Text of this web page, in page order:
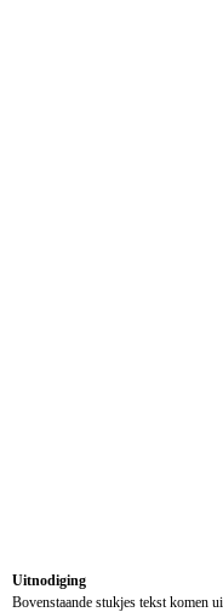
Uitnodiging
Bovenstaande stukjes tekst komen